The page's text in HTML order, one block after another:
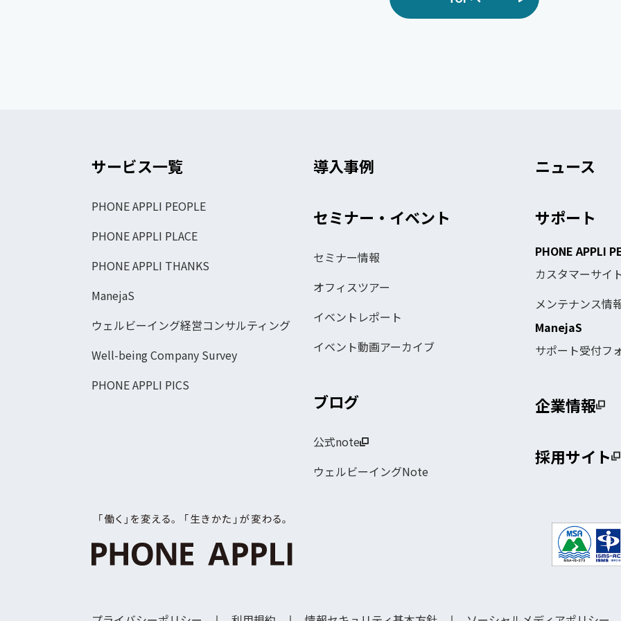
サービス一覧
PHONE APPLI PEOPLE
PHONE APPLI PLACE
PHONE APPLI THANKS
ManejaS
ウェルビーイング経営コンサルティング
Well-being Company Survey
PHONE APPLI PICS
導入事例
セミナー・イベント
セミナー情報
オフィスツアー
イベントレポート
イベント動画アーカイブ
ブログ
公式note
ウェルビーイングNote
ニュース
サポート
PHONE APPLI
カスタマーサイ
メンテナンス情
ManejaS
サポート受付フ
企業情報
採用サイト